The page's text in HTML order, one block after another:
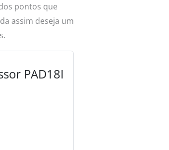
pontos que
assim deseja um
PAD18I